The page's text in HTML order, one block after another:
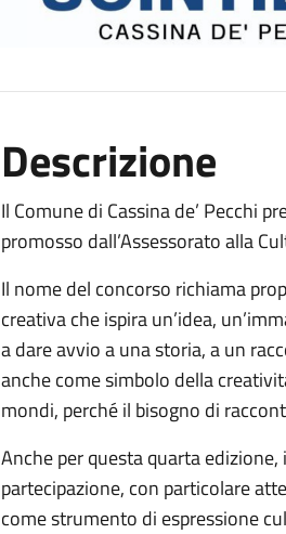
Descrizione
Il Comune di Cassina de’ Pecchi
promosso dall’Assessorato alla
Il nome del concorso richiama
creativa che ispira un’idea,
a dare avvio a una storia, a un
anche come simbolo della
mondi, perché il bisogno di
Anche per questa quarta
partecipazione, con particolare
come strumento di espressione